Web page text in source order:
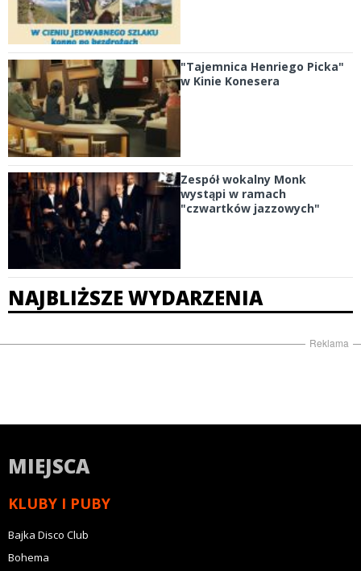
"Tajemnica Henriego Picka"
w Kinie Konesera
Zespół wokalny Monk
wystąpi w ramach
"czwartków jazzowych"
NAJBLIŻSZE WYDARZENIA
Reklama
MIEJSCA
KLUBY I PUBY
Bajka Disco Club
Bohema